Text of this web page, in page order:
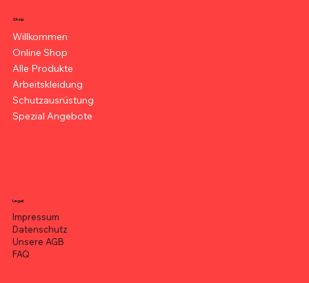
Shop
Willkommen
Online Shop
Alle Produkte
Arbeitskleidung
Schutzausrüstung
Spezial Angebote
Legal
Impressum
Datenschutz
Unsere AGB
FAQ